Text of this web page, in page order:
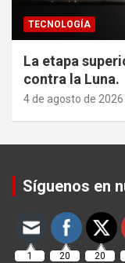
TECNOLOGÍA
La etapa
contra la Luna.
4 de agosto de 2026
Síguenos en
1 20 20